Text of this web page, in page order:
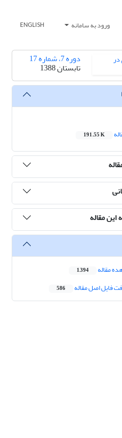
ورود به سامانه ENGLISH
دوره 7، شماره 17
تابستان 1388
191.55 K
این مقاله
مقاله 1,394
فایل اصل مقاله 586